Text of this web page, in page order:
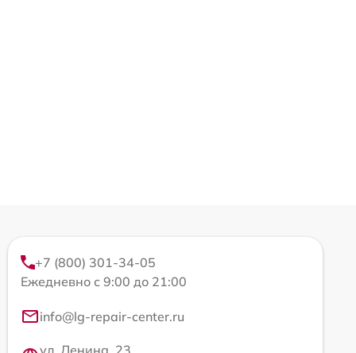
+7 (800) 301-34-05
Ежедневно с 9:00 до 21:00
info@lg-repair-center.ru